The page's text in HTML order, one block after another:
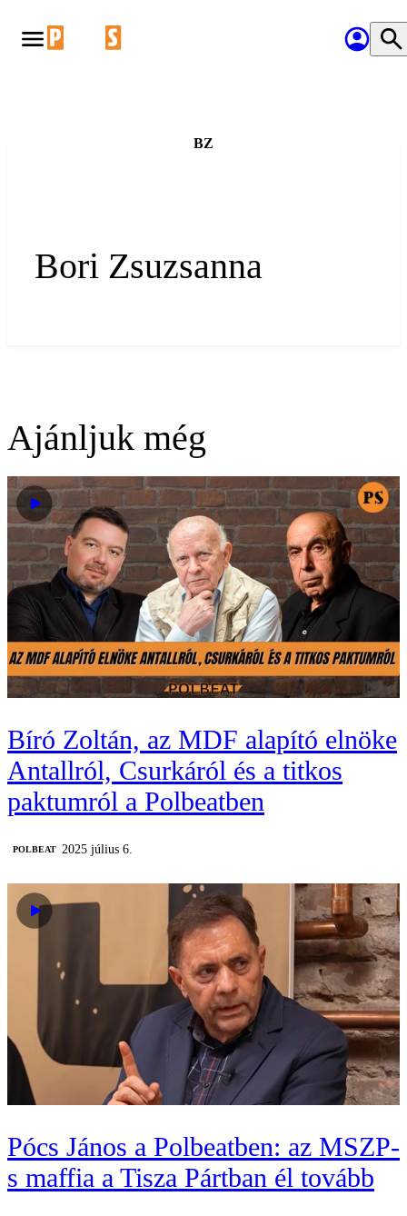
BZ
Bori Zsuzsanna
Ajánljuk még
Bíró Zoltán, az MDF alapító elnöke
Antallról, Csurkáról és a titkos
paktumról a Polbeatben
‎POLBEAT 2025 július 6.
Pócs János a Polbeatben: az MSZP-
s maffia a Tisza Pártban él tovább